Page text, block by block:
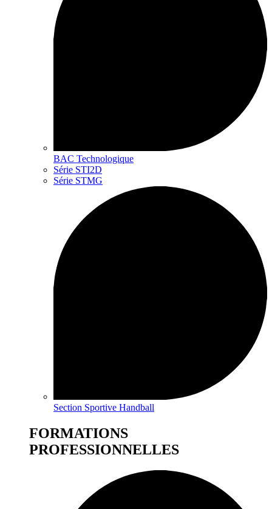
BAC Technologique
Série STI2D
Série STMG
Section Sportive Handball
FORMATIONS
PROFESSIONNELLES